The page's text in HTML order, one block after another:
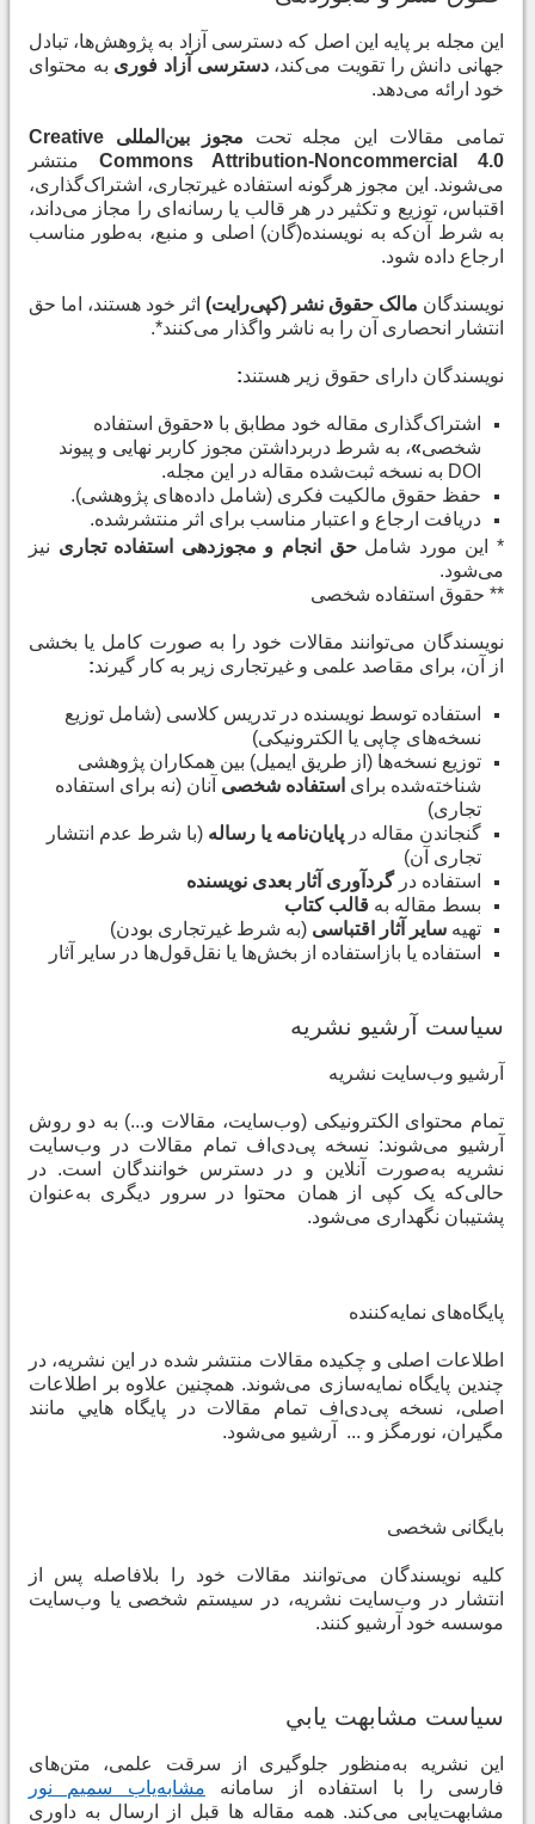
این مجله بر پایه این اصل که دسترسی آزاد به پژوهش‌ها، تبادل
جهانی دانش را تقویت می‌کند،دسترسی آزاد فوری به محتوای
خود ارائه می‌دهد.
تمامی مقالات این مجله تحت مجوز بین‌المللی
Creative
Commons Attribution-Noncommercial 4.0
منتشر
می‌شوند. این مجوز هرگونه استفاده غیرتجاری، اشتراک‌گذاری،
اقتباس، توزیع و تکثیر در هر قالب یا رسانه‌ای را مجاز می‌داند،
به شرط آن‌که به نویسنده(گان) اصلی و منبع، به‌طور مناسب
ارجاع داده شود.
نویسندگان مالک حقوق نشر (کپی‌رایت) اثر خود هستند، اما حق
انتشار انحصاری آن را به ناشر واگذار می‌کنند*.
نویسندگان دارای حقوق زیر هستند:
اشتراک‌گذاری مقاله خود مطابق با«حقوق استفاده
شخصی»، به شرط دربرداشتن مجوز کاربر نهایی و پیوند
DOI به نسخه ثبت‌شده مقاله در این مجله.
حفظ حقوق مالکیت فکری (شامل داده‌های پژوهشی).
دریافت ارجاع و اعتبار مناسب برای اثر منتشرشده.
*
این مورد شاملحق انجام و مجوزدهی استفاده تجاری نیز
می‌شود.
** حقوق استفاده شخصی
نویسندگان می‌توانند مقالات خود را به صورت کامل یا بخشی
از آن، برای مقاصد علمی و غیرتجاری زیر به کار گیرند:
استفاده توسط نویسنده در تدریس کلاسی (شامل توزیع
نسخه‌های چاپی یا الکترونیکی)
توزیع نسخه‌ها (از طریق ایمیل) بین همکاران پژوهشی
شناخته‌شده برای استفاده شخصی آنان (نه برای استفاده
تجاری)
گنجاندن مقاله درپایان‌نامه یا رساله (با شرط عدم انتشار
تجاری آن)
استفاده درگردآوری آثار بعدی نویسنده
بسط مقاله بهقالب کتاب
تهیهسایر آثار اقتباسی (به شرط غیرتجاری بودن)
استفاده یا بازاستفاده از بخش‌ها یا نقل‌قول‌ها در سایر آثار
سیاست آرشیو نشریه
آرشیو وب‌سایت نشریه
تمام محتوای الکترونیکی (وب‌سایت، مقالات و...) به دو روش
آرشیو می‌شوند: نسخه پی‌دی‌اف تمام مقالات در وب‌سایت
نشریه به‌صورت آنلاین و در دسترس خوانندگان است. در
حالی‌که یک کپی از همان محتوا در سرور دیگری به‌عنوان
پشتیبان نگهداری می‌شود.
پایگاه‌های نمایه‌کننده
اطلاعات اصلی و چکیده مقالات منتشر شده در اين نشریه، در
چندین پایگاه نمایه‌سازی می‌شوند. همچنین علاوه بر اطلاعات
اصلی، نسخه پی‌دی‌اف تمام مقالات در
پايگاه هايي مانند
مگيران، نورمگز و ...
آرشیو می‌شود.
بایگانی شخصی
کلیه نویسندگان می‌توانند مقالات خود را بلافاصله پس از
انتشار در وب‌سایت نشریه، در سیستم شخصی یا وب‌سایت
موسسه خود آرشیو کنند.
سياست مشابهت يابي
اين نشریه به‌منظور جلوگیری از سرقت علمی، متن‌های
فارسی را با استفاده از سامانه
مشابه‌یاب سمیم نور
مشابهت‌یابی می‌کند. همه مقاله ها قبل از ارسال به داوری